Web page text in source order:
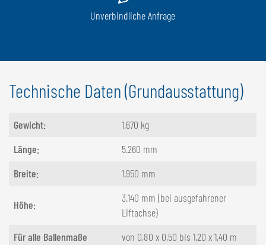
Unverbindliche Anfrage
Technische Daten (Grundausstattung)
Gewicht:
1.670 kg
Länge:
5.260 mm
Breite:
1.950 mm
Höhe:
3.140 mm (bei ausgefahrener
Liftachse)
Für alle Ballenmaße
von 0,80 x 0,50 bis 1,20 x 1,40 m